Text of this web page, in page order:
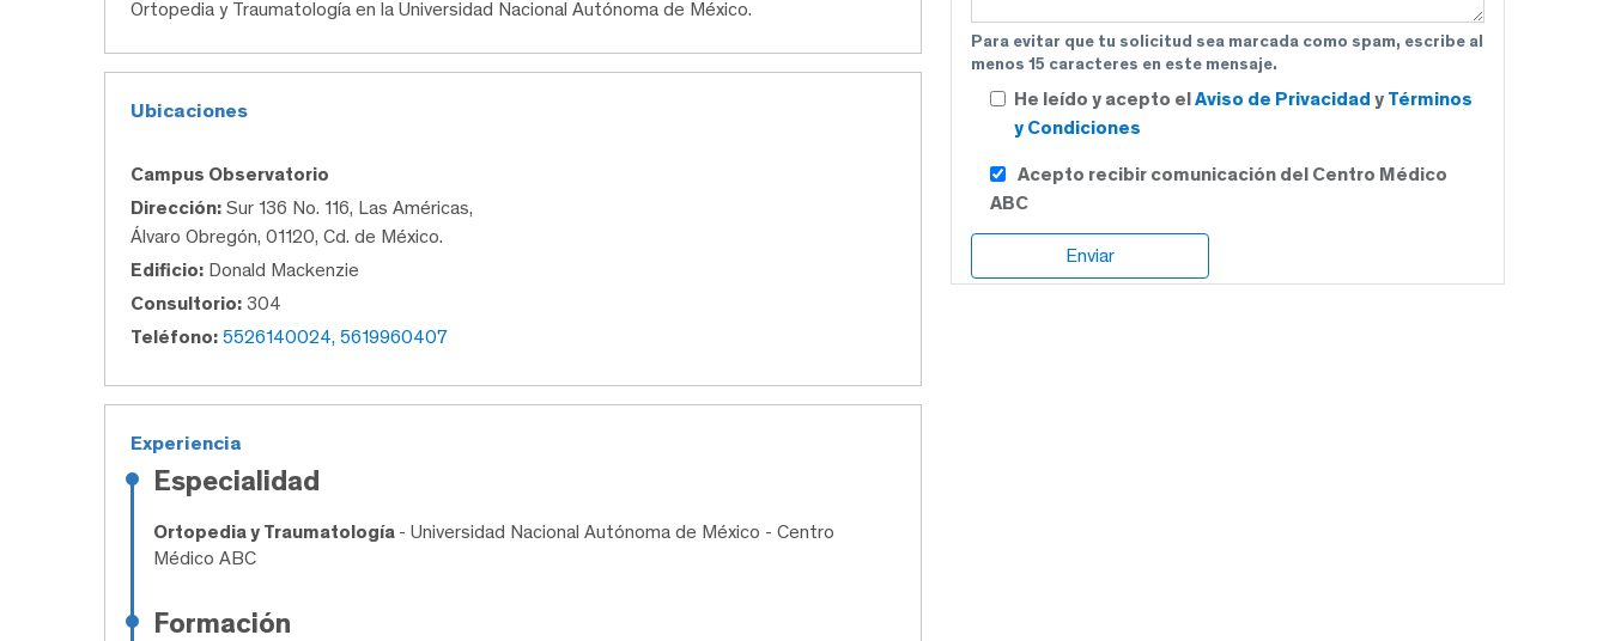
Ortopedia y Traumatología en la Universidad Nacional Autónoma de México.
Ubicaciones
Campus Observatorio
Dirección: Sur 136 No. 116, Las Américas,
Álvaro Obregón, 01120, Cd. de México.
Edificio: Donald Mackenzie
Consultorio: 304
Teléfono: 5526140024, 5619960407
Experiencia
Especialidad
Ortopedia y Traumatología - Universidad Nacional Autónoma de México - Centro
Médico ABC
Formación
Para evitar que tu solicitud sea marcada como spam, escribe al
menos 15 caracteres en este mensaje.
He leído y acepto elAviso de Privacidad y Términos
y Condiciones
Acepto recibir comunicación del Centro Médico
ABC